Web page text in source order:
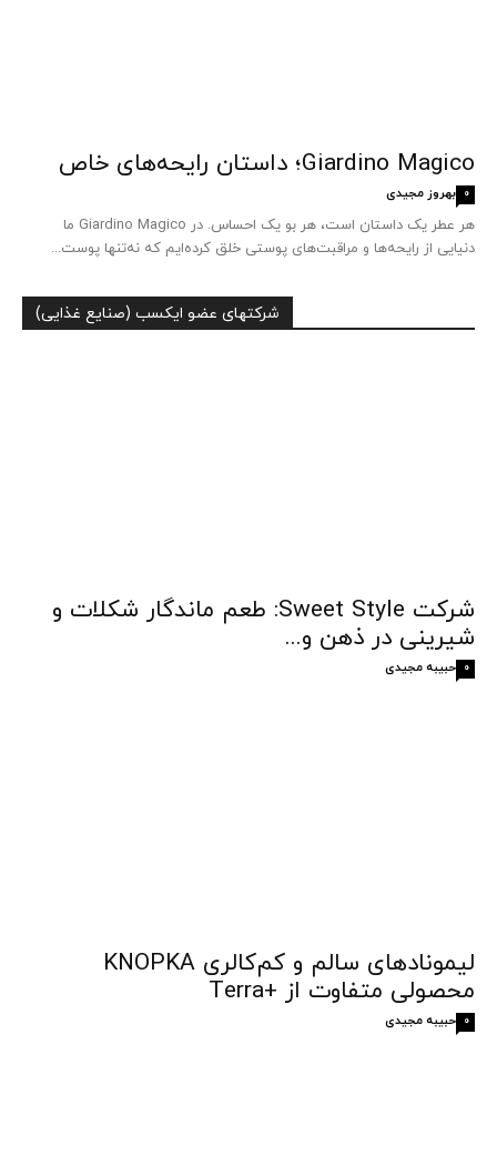
Giardino Magico؛ داستان رایحه‌های خاص
بهروز مجیدی 0
هر عطر یک داستان است، هر بو یک احساس. در Giardino Magico ما
دنیایی از رایحه‌ها و مراقبت‌های پوستی خلق کرده‌ایم که نه‌تنها پوست...
شرکتهای عضو ایکسب (صنایع غذایی)
شرکت Sweet Style: طعم ماندگار شکلات و
شیرینی در ذهن و...
حبیبه مجیدی 0
لیمونادهای سالم و کم‌کالری KNOPKA
محصولی متفاوت از +Terra
حبیبه مجیدی 0